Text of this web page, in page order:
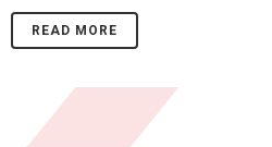
READ MORE